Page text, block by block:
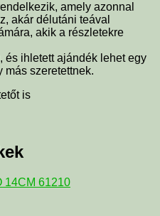
amely azonnal
akár délutáni teával
akik a részletekre
és ihletett ajándék lehet egy
más szeretettnek.
is